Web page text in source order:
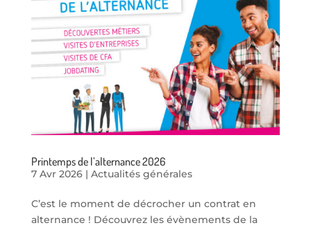
Printemps de l’alternance 2026
7 Avr 2026| Actualités générales
C’est le moment de décrocher un contrat en
alternance ! Découvrez les évènements de la